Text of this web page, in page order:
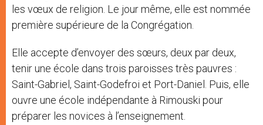
les vœux de religion. Le jour même, elle est nommée
première supérieure de la Congrégation.
Elle accepte d’envoyer des sœurs, deux par deux,
tenir une école dans trois paroisses très pauvres :
Saint-Gabriel, Saint-Godefroi et Port-Daniel. Puis, elle
ouvre une école indépendante à Rimouski pour
préparer les novices à l’enseignement.